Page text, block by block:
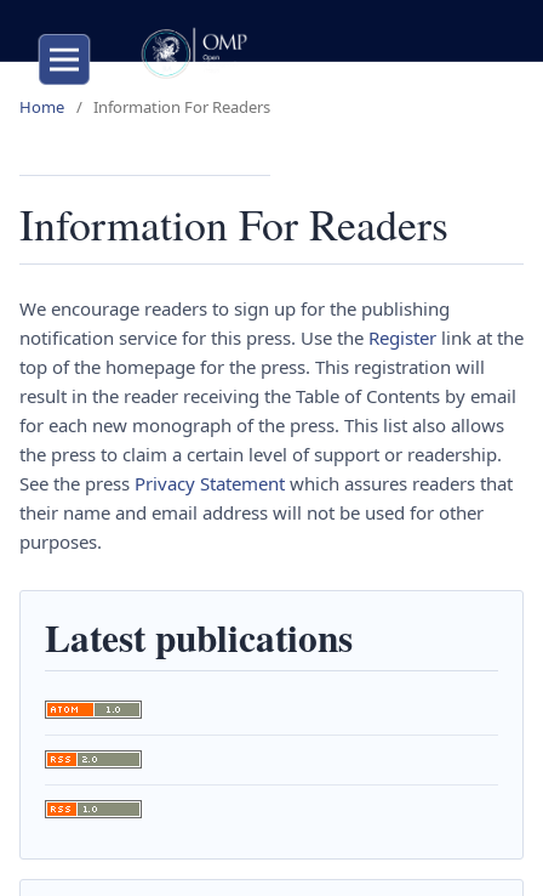
Home / Information For Readers
Information For Readers
We encourage readers to sign up for the publishing
notification service for this press. Use the Register link at the
top of the homepage for the press. This registration will
result in the reader receiving the Table of Contents by email
for each new monograph of the press. This list also allows
the press to claim a certain level of support or readership.
See the press Privacy Statement which assures readers that
their name and email address will not be used for other
purposes.
Latest publications